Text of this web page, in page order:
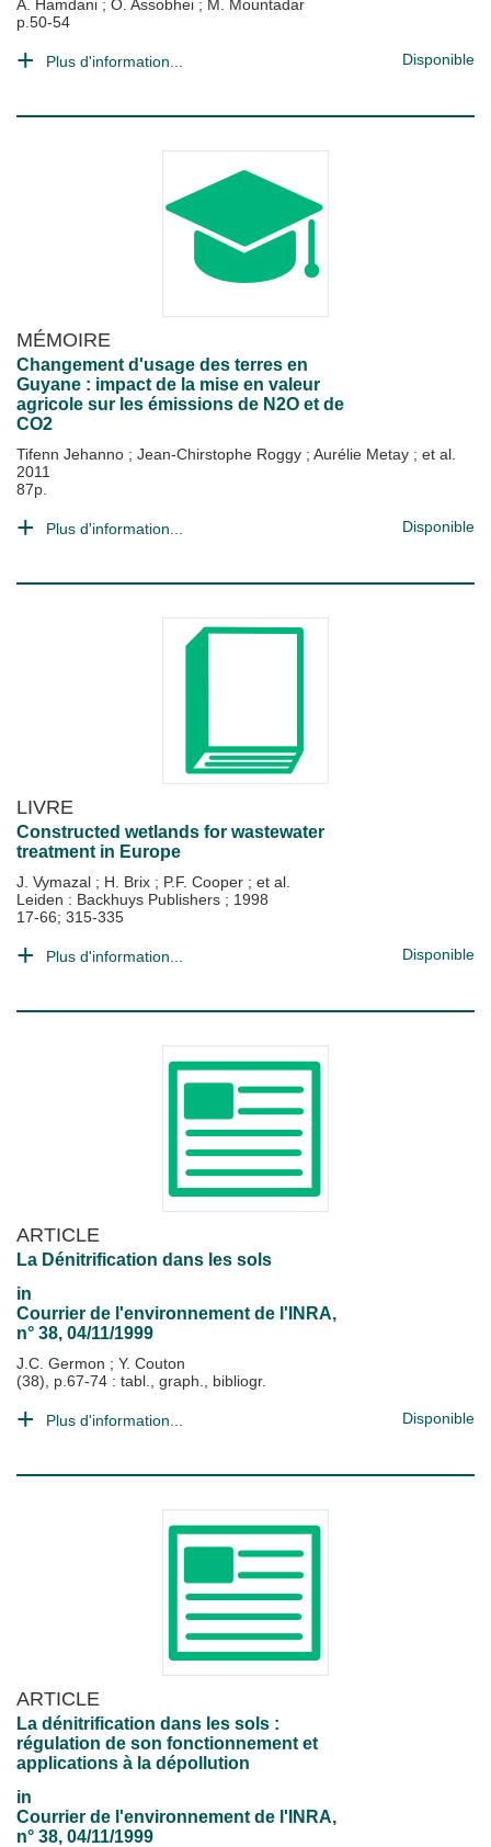
A. Hamdani ; O. Assobhei ; M. Mountadar
p.50-54
Plus d'information... Disponible
MÉMOIRE
Changement d'usage des terres en
Guyane : impact de la mise en valeur
agricole sur les émissions de N2O et de
CO2
Tifenn Jehanno ; Jean-Chirstophe Roggy ; Aurélie Metay ; et al.
2011
87p.
Plus d'information... Disponible
LIVRE
Constructed wetlands for wastewater
treatment in Europe
J. Vymazal ; H. Brix ; P.F. Cooper ; et al.
Leiden : Backhuys Publishers ; 1998
17-66; 315-335
Plus d'information... Disponible
ARTICLE
La Dénitrification dans les sols
in
Courrier de l'environnement de l'INRA,
n° 38, 04/11/1999
J.C. Germon ; Y. Couton
(38), p.67-74 : tabl., graph., bibliogr.
Plus d'information... Disponible
ARTICLE
La dénitrification dans les sols :
régulation de son fonctionnement et
applications à la dépollution
in
Courrier de l'environnement de l'INRA,
n° 38, 04/11/1999